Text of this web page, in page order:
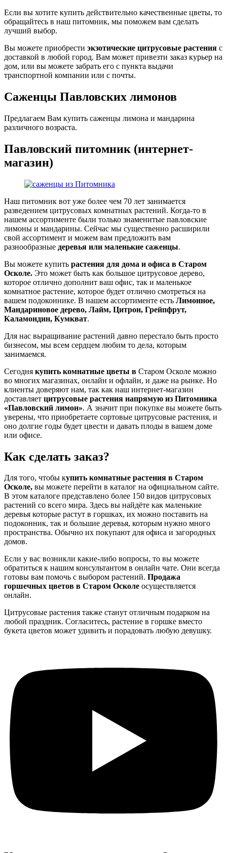
Если вы хотите купить действительно качественные цветы, то
обращайтесь в наш питомник, мы поможем вам сделать
лучший выбор.
Вы можете приобрести экзотические цитрусовые растения с
доставкой в любой город. Вам может привезти заказ курьер на
дом, или вы можете забрать его с пункта выдачи
транспортной компании или с почты.
Саженцы Павловских лимонов
Предлагаем Вам купить саженцы лимона и мандарина
различного возраста.
Павловский питомник (интернет-
магазин)
Наш питомник вот уже более чем 70 лет занимается
разведением цитрусовых комнатных растений. Когда-то в
нашем ассортименте были только знаменитые павловские
лимоны и мандарины. Сейчас мы существенно расширили
свой ассортимент и можем вам предложить вам
разнообразные деревья или маленькие саженцы.
Вы можете купить растения для дома и офиса в Старом
Осколе. Это может быть как большое цитрусовое дерево,
которое отлично дополнит ваш офис, так и маленькое
комнатное растение, которое будет отлично смотреться на
вашем подоконнике. В нашем ассортименте есть Лимонное,
Мандариновое дерево, Лайм, Цитрон, Грейпфрут,
Каламондин, Кумкват.
Для нас выращивание растений давно перестало быть просто
бизнесом, мы всем сердцем любим то дела, которым
занимаемся.
Сегодня купить комнатные цветы в Старом Осколе можно
во многих магазинах, онлайн и офлайн, и даже на рынке. Но
клиенты доверяют нам, так как наш интернет-магазин
доставляет цитрусовые растения напрямую из Питомника
«Павловский лимон». А значит при покупке вы можете быть
уверены, что приобретаете сортовые цитрусовые растения, и
оно долгие годы будет цвести и давать плоды в вашем доме
или офисе.
Как сделать заказ?
Для того, чтобы купить комнатные растения в Старом
Осколе, вы можете перейти в каталог на официальном сайте.
В этом каталоге представлено более 150 видов цитрусовых
растений со всего мира. Здесь вы найдёте как маленькие
деревья которые растут в горшках, их можно поставить на
подоконник, так и большие деревья, которым нужно много
пространства. Обычно их покупают для офиса и загородных
домов.
Если у вас возникли какие-либо вопросы, то вы можете
обратиться к нашим консультантом в онлайн чате. Они всегда
готовы вам помочь с выбором растений. Продажа
горшечных цветов в Старом Осколе осуществляется
онлайн.
Цитрусовые растения также станут отличным подарком на
любой праздник. Согласитесь, растение в горшке вместо
букета цветов может удивить и порадовать любую девушку.